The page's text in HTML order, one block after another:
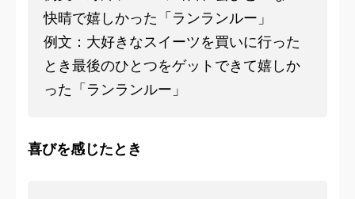
快晴で嬉しかった「ランランルー」
例文：大好きなスイーツを買いに行った
とき最後のひとつをゲットできて嬉しか
った「ランランルー」
喜びを感じたとき